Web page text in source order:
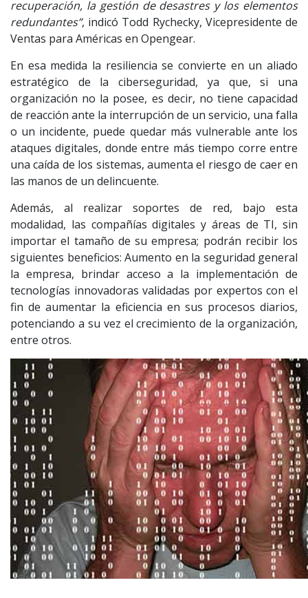
recuperación, la gestión de desastres y los elementos
redundantes”, indicó Todd Rychecky, Vicepresidente de
Ventas para Américas en Opengear.
En esa medida la resiliencia se convierte en un aliado
estratégico de la ciberseguridad, ya que, si una
organización no la posee, es decir, no tiene capacidad
de reacción ante la interrupción de un servicio, una falla
o un incidente, puede quedar más vulnerable ante los
ataques digitales, donde entre más tiempo corre entre
una caída de los sistemas, aumenta el riesgo de caer en
las manos de un delincuente.
Además, al realizar soportes de red, bajo esta
modalidad, las compañías digitales y áreas de TI, sin
importar el tamaño de su empresa; podrán recibir los
siguientes beneficios: Aumento en la seguridad general
la empresa, brindar acceso a la implementación de
tecnologías innovadoras validadas por expertos con el
fin de aumentar la eficiencia en sus procesos diarios,
potenciando a su vez el crecimiento de la organización,
entre otros.